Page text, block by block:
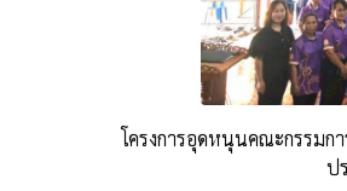
โครงการอุดหนุนคณะกรรม
ป